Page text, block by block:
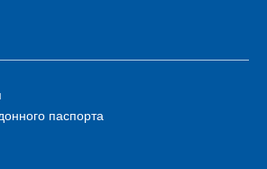
паспорта